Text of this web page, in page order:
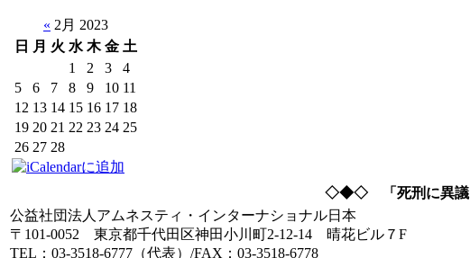
« 2月 2023
日
月 火 水 木 金 土
1
2 3
4
5
6 7 8 9 10 11
12 13 14 15 16 17 18
19 20 21 22 23 24 25
26 27 28
◇◆◇ 「死刑に異議
公益社団法人アムネスティ・インターナショナル日本
〒101-0052 東京都千代田区神田小川町2-12-14 晴花ビル７F
TEL：03-3518-6777（代表）/FAX：03-3518-6778